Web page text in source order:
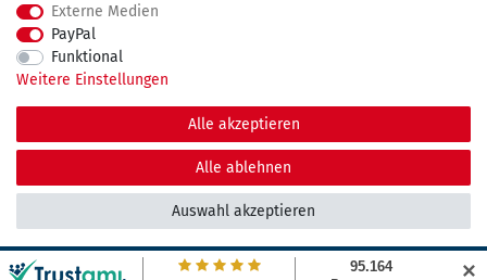
Impressum
Vertrag widerrufen
© Copyright 2026 maDDma GmbH. | Alle Rechte vorbehalten.
Externe Medien
PayPal
Funktional
Weitere Einstellungen
Alle akzeptieren
Alle ablehnen
Auswahl akzeptieren
✕